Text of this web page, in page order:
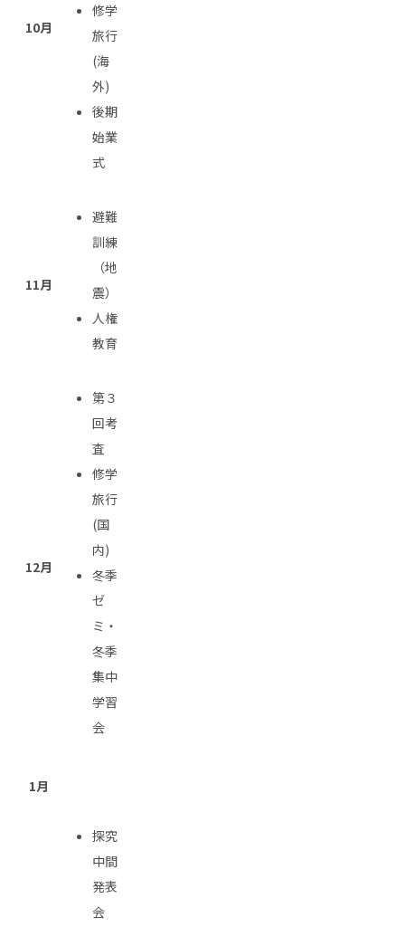
10月
修学
旅行
(海
外)
後期
始業
式
11月
避難
訓練
（地
震）
人権
教育
12月
第３
回考
査
修学
旅行
(国
内)
冬季
ゼ
ミ・
冬季
集中
学習
会
1月
探究
中間
発表
会